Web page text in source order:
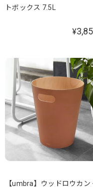
トボックス 7.5L
¥
【umbra】ウッドロウカン